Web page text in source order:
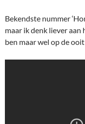
Bekendste nummer
maar ik denk liever
ben maar wel op de